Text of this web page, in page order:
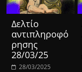
Δελτίο
αντιπληροφό
ρησης
28/03/25
28/03/2025